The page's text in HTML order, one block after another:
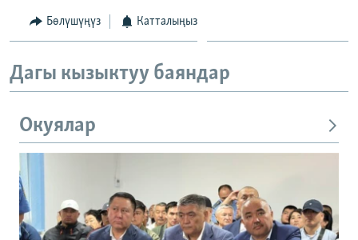
Бөлүшүңүз Катталыңыз
Дагы кызыктуу баяндар
Окуялар